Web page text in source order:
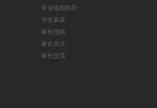
学业规划指导
学生风采
家长指南
家长关注
家长交流